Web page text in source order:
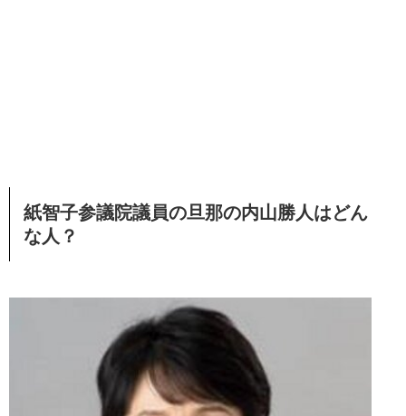
紙智子参議院議員の旦那の内山勝人はどん
な人？